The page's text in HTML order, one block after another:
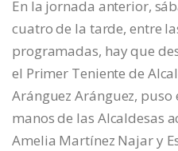
En la jornada anterior,
cuatro de la tarde, entre
programadas, hay que
el Primer Teniente de
Aránguez Aránguez,
manos de las Alcaldesas
Amelia Martínez Najar y